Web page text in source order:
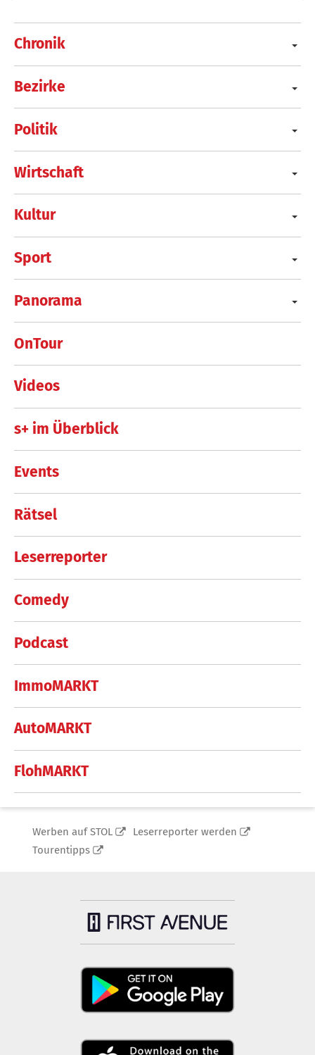
Chronik
Bezirke
Politik
Wirtschaft
Kultur
Sport
Panorama
OnTour
Videos
s+ im Überblick
Events
Rätsel
Leserreporter
Comedy
Podcast
ImmoMARKT
AutoMARKT
FlohMARKT
Werben auf STOL
Leserreporter werden
Tourentipps